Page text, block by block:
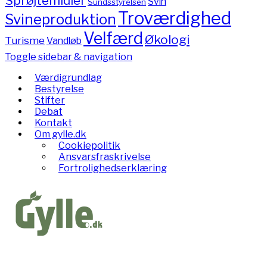
Svineproduktion Troværdighed
TurismeVandløb Velfærd Økologi
Toggle sidebar & navigation
Værdigrundlag
Bestyrelse
Stifter
Debat
Kontakt
Om gylle.dk
Cookiepolitik
Ansvarsfraskrivelse
Fortrolighedserklæring